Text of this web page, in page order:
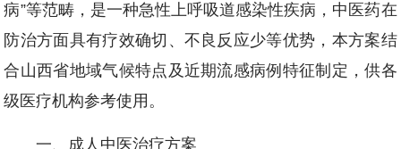
病”等范畴，是一种急性上呼吸道感染性疾病，中医药在
防治方面具有疗效确切、不良反应少等优势，本方案结
合山西省地域气候特点及近期流感病例特征制定，供各
级医疗机构参考使用。
一、成人中医治疗方案